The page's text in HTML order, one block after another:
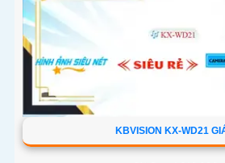
KBVISION KX-WD21